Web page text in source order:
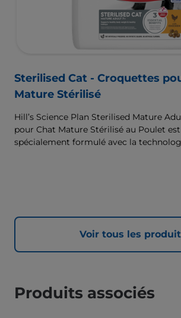
Sterilised Cat - Croquettes
Mature Stérilisé
Hill’s Science Plan Sterilised Mature
pour Chat Mature Stérilisé au Poulet
spécialement formulé avec la
Voir tous les
Produits associés